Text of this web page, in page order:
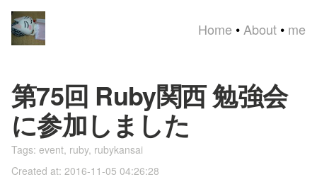
Home • About • me
第75回 Ruby関西 勉強会
に参加しました
Tags: event, ruby, rubykansai
Created at: 2016-11-05 04:26:28